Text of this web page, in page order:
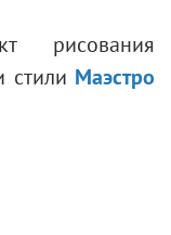
стили Маэстро